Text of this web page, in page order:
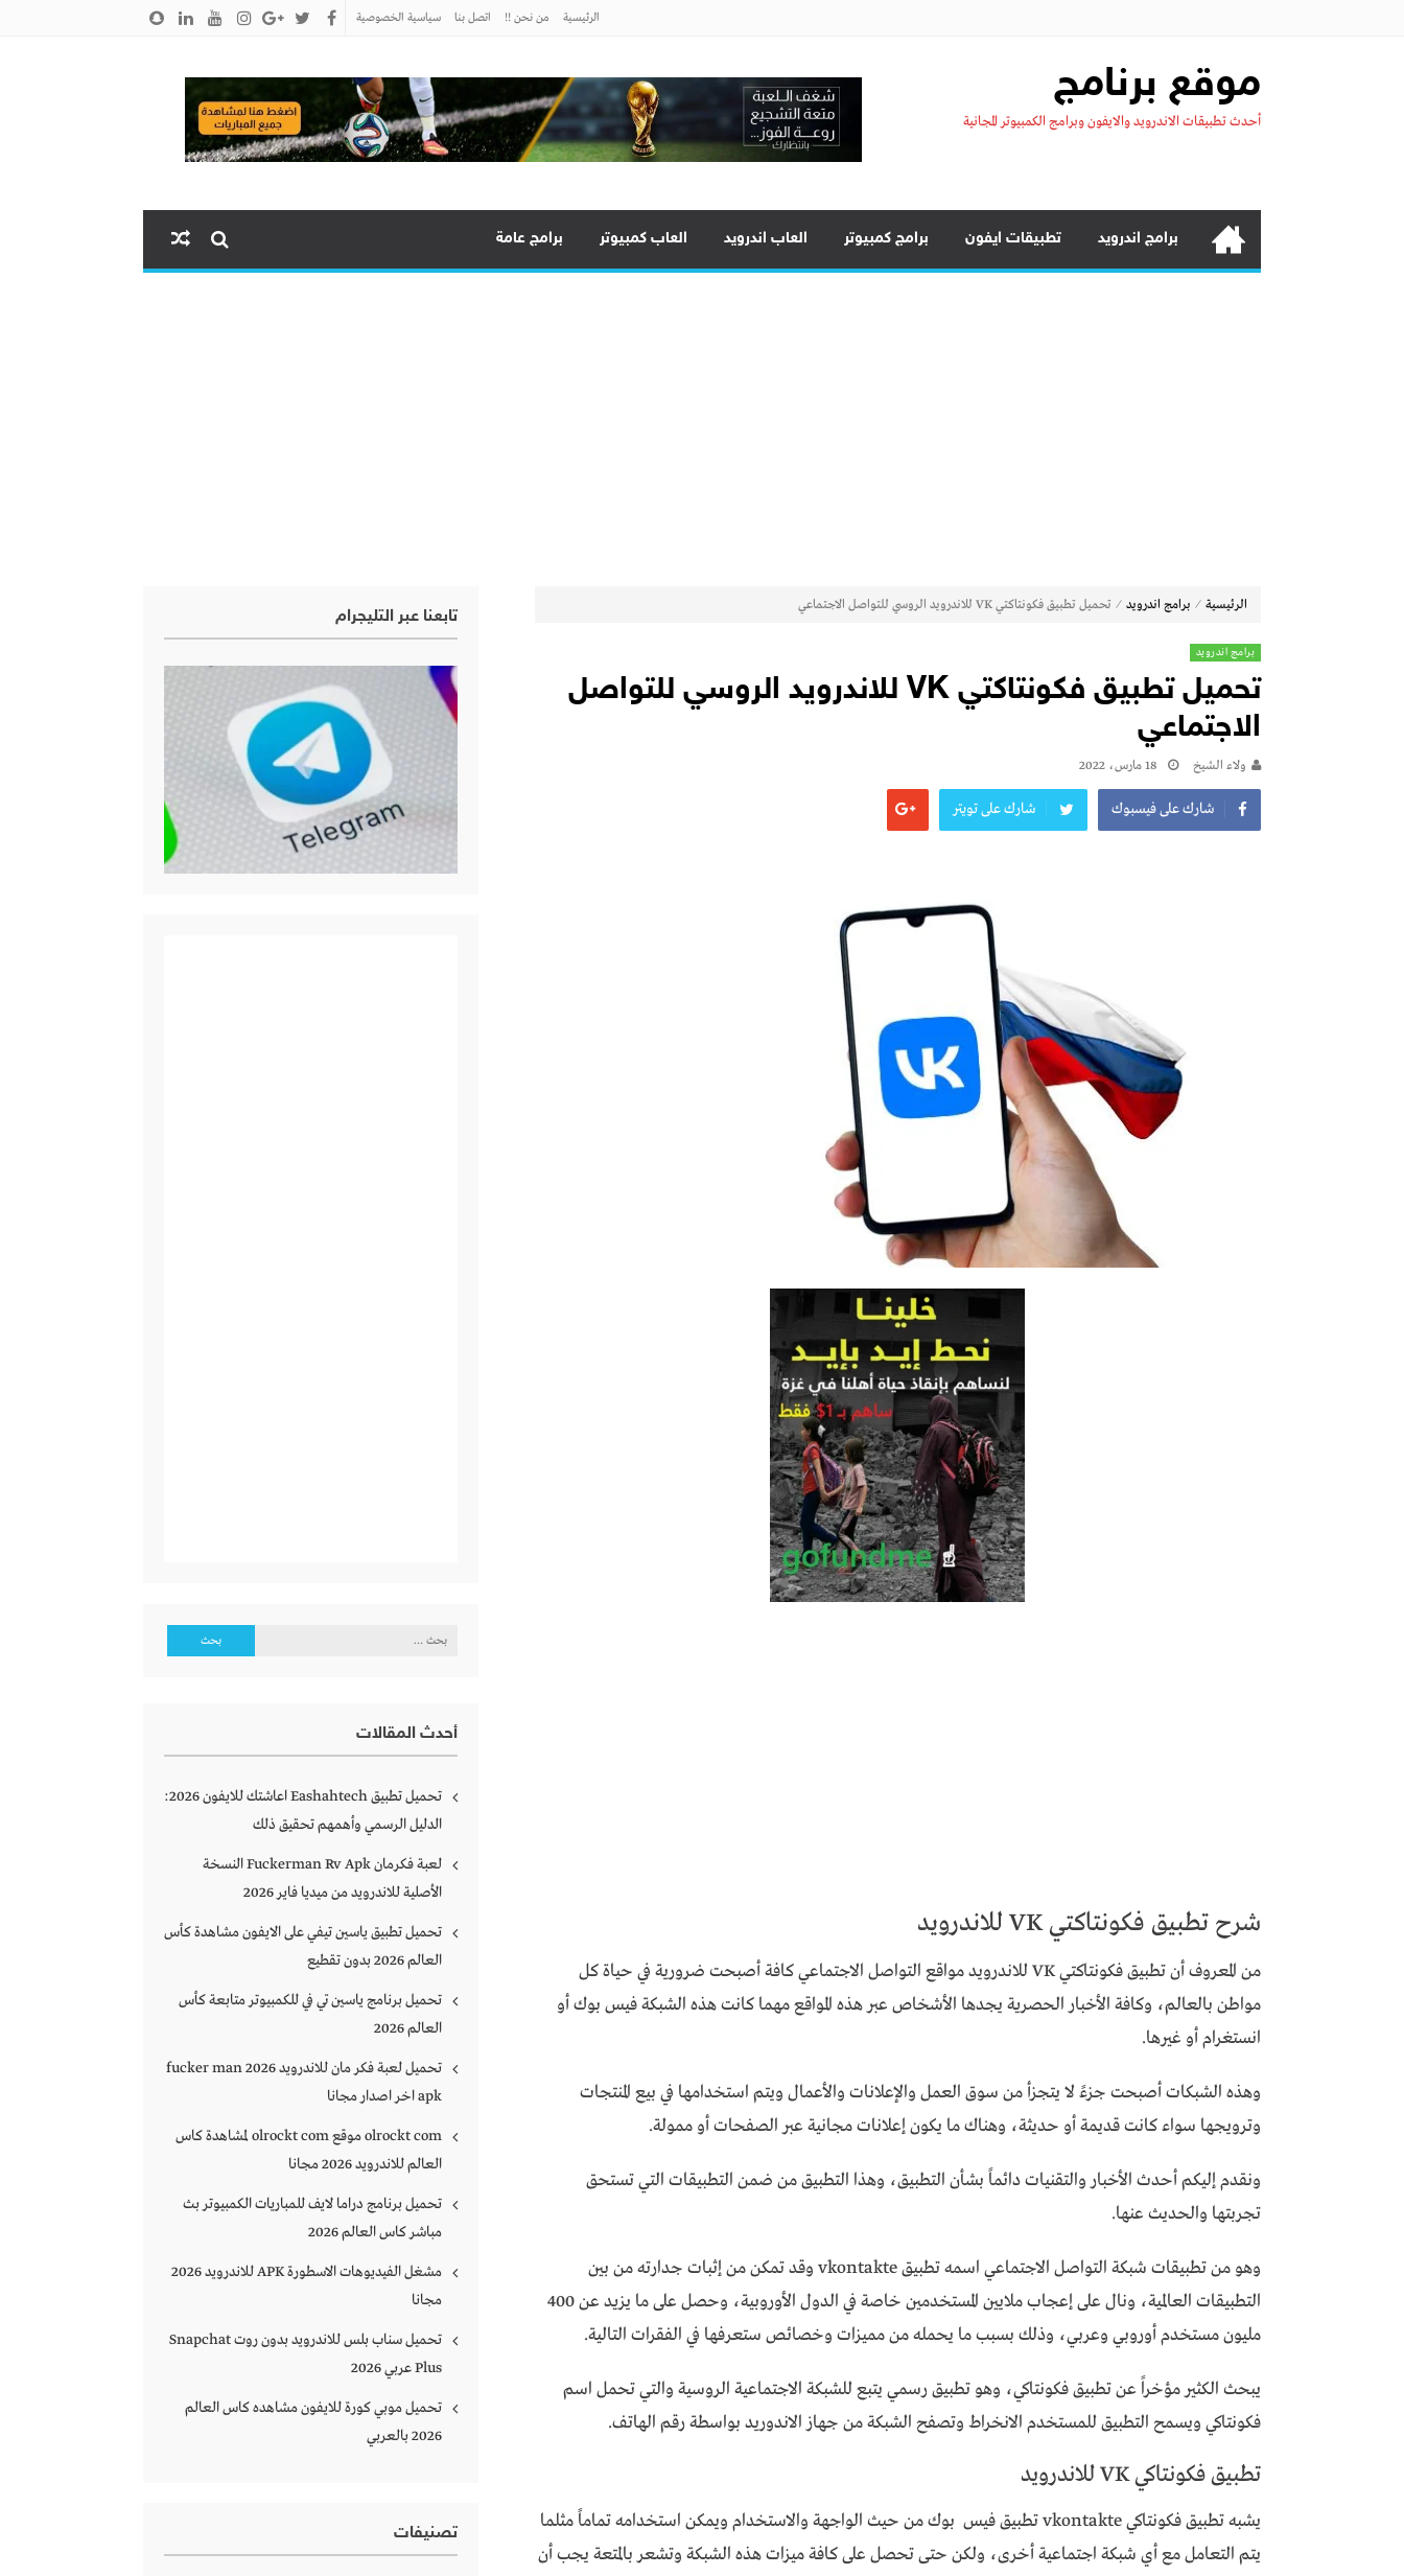
الرئيسية من نحن !! اتصل بنا سياسية الخصوصية
موقع برنامج
أحدث تطبيقات الاندرويد والايفون وبرامج الكمبيوتر المجانية
برامج اندرويد تطبيقات ايفون برامج كمبيوتر العاب اندرويد العاب كمبيوتر برامج عامة
الرئيسية ⁄ برامج اندرويد ⁄ تحميل تطبيق فكونتاكتي VK للاندرويد الروسي للتواصل الاجتماعي
برامج اندرويد
تحميل تطبيق فكونتاكتي VK للاندرويد الروسي للتواصل
الاجتماعي
ولاء الشيخ 18 مارس، 2022
شارك على فيسبوك شارك على تويتر
شرح تطبيق فكونتاكتي VK للاندرويد
من المعروف أن تطبيق فكونتاكتي VK للاندرويد مواقع التواصل الاجتماعي كافة أصبحت ضرورية في حياة كل
مواطن بالعالم، وكافة الأخبار الحصرية يجدها الأشخاص عبر هذه المواقع مهما كانت هذه الشبكة فيس بوك أو
انستغرام أو غيرها.
وهذه الشبكات أصبحت جزءً لا يتجزأ من سوق العمل والإعلانات والأعمال ويتم استخدامها في بيع المنتجات
وترويجها سواء كانت قديمة أو حديثة، وهناك ما يكون إعلانات مجانية عبر الصفحات أو ممولة.
ونقدم إليكم أحدث الأخبار والتقنيات دائماً بشأن التطبيق، وهذا التطبيق من ضمن التطبيقات التي تستحق
تجربتها والحديث عنها.
وهو من تطبيقات شبكة التواصل الاجتماعي اسمه تطبيق vkontakte وقد تمكن من إثبات جدارته من بين
التطبيقات العالمية، ونال على إعجاب ملايين المستخدمين خاصة في الدول الأوروبية، وحصل على ما يزيد عن 400
مليون مستخدم أوروبي وعربي، وذلك بسبب ما يحمله من مميزات وخصائص ستعرفها في الفقرات التالية.
يبحث الكثير مؤخراً عن تطبيق فكونتاكي، وهو تطبيق رسمي يتبع للشبكة الاجتماعية الروسية والتي تحمل اسم
فكونتاكي ويسمح التطبيق للمستخدم الانخراط وتصفح الشبكة من جهاز الاندوريد بواسطة رقم الهاتف.
تطبيق فكونتاكي VK للاندرويد
يشبه تطبيق فكونتاكي vkontakte تطبيق فيس بوك من حيث الواجهة والاستخدام ويمكن استخدامه تماماً مثلما
يتم التعامل مع أي شبكة اجتماعية أخرى، ولكن حتى تحصل على كافة ميزات هذه الشبكة وتشعر بالمتعة يجب أن
تابعنا عبر التليجرام
البحث
أحدث المقالات
تحميل تطبيق Eashahtech اعاشتك للايفون 2026:
الدليل الرسمي وأهمهم تحقيق ذلك
لعبة فكرمان Fuckerman Rv Apk النسخة
الأصلية للاندرويد من ميديا فاير 2026
تحميل تطبيق ياسين تيفي على الايفون مشاهدة كأس
العالم 2026 بدون تقطيع
تحميل برنامج ياسين تي في للكمبيوتر متابعة كأس
العالم 2026
تحميل لعبة فكر مان للاندرويد 2026 fucker man
apk اخر اصدار مجانا
olrockt com موقع olrockt com لمشاهدة كاس
العالم للاندرويد 2026 مجانا
تحميل برنامج دراما لايف للمباريات الكمبيوتر بث
مباشر كاس العالم 2026
مشغل الفيديوهات الاسطورة APK للاندرويد 2026
مجانا
تحميل سناب بلس للاندرويد بدون روت Snapchat
Plus‏ عربي 2026
تحميل موبي كورة للايفون مشاهده كاس العالم
2026 بالعربي
تصنيفات